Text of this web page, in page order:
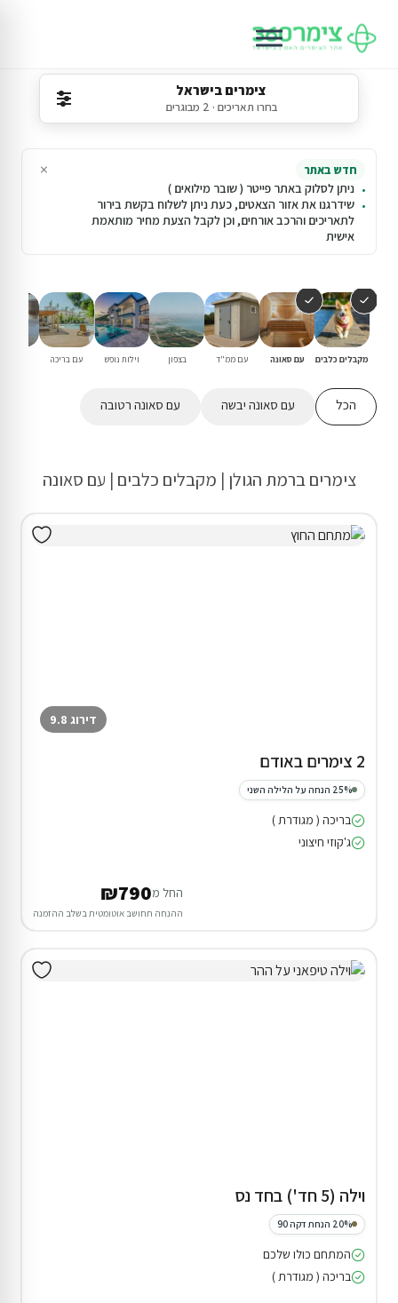
צימרים בישראל
בחרו תאריכים · 2 מבוגרים
חדש באתר
ניתן לסלוק באתר פייטר ( שובר מילואים )
שידרגנו את אזור הצאטים, כעת ניתן לשלוח בקשת בירור
לתאריכים והרכב אורחים, וכן לקבל הצעת מחיר מותאמת
אישית
×
מקבלים כלבים עם סאונה עם ממ"ד בצפון וילות נופש עם בריכה
הכל עם סאונה יבשה עם סאונה רטובה
צימרים ברמת הגולן | מקבלים כלבים | עם סאונה
דירוג 9.8
2 צימרים באודם
25% הנחה על הלילה השני
בריכה ( מגודרת )
ג'קוזי חיצוני
החל מ₪790
ההנחה תחושב אוטומטית בשלב ההזמנה
וילה (5 חד') בחד נס
20% הנחת דקה 90
המתחם כולו שלכם
בריכה ( מגודרת )